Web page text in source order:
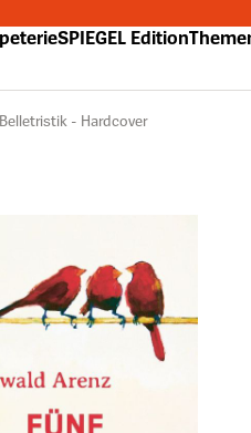
SPIEGEL Edition
Belletristik - Hardcover